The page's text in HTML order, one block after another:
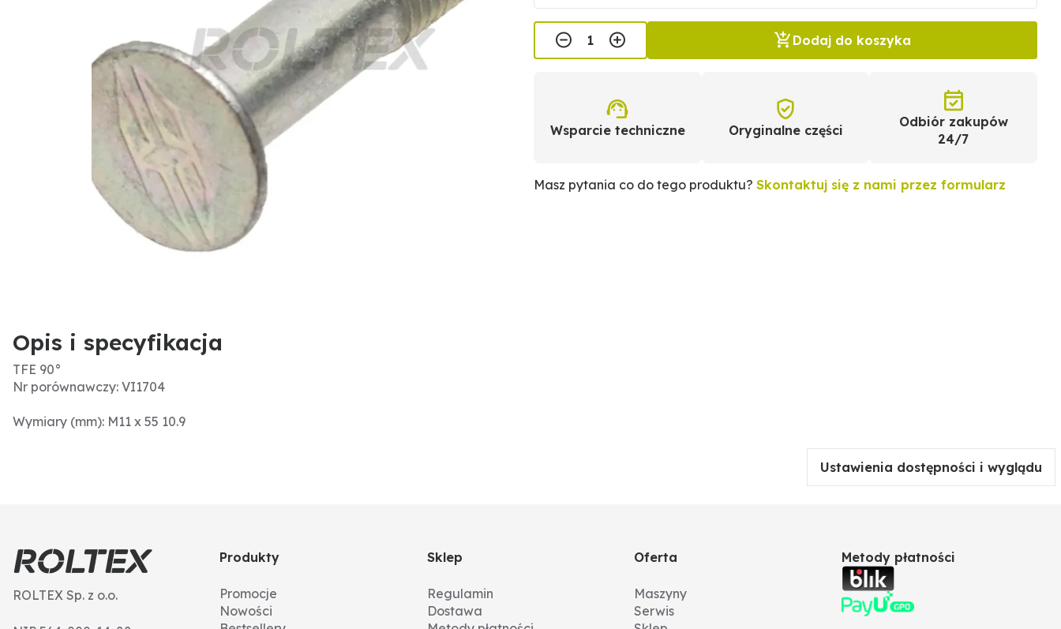
Dodaj do koszyka
Wsparcie techniczne Oryginalne części
Odbiór zakupów
24/7
Masz pytania co do tego produktu? Skontaktuj się z nami przez formularz
Opis i specyfikacja
TFE 90°
Nr porównawczy: VI1704
Wymiary (mm): M11 x 55 10.9
Ustawienia dostępności i wyglądu
ROLTEX Sp. z o.o.
Produkty
Promocje
Nowości
Sklep
Regulamin
Dostawa
Oferta
Maszyny
Serwis
Metody płatności